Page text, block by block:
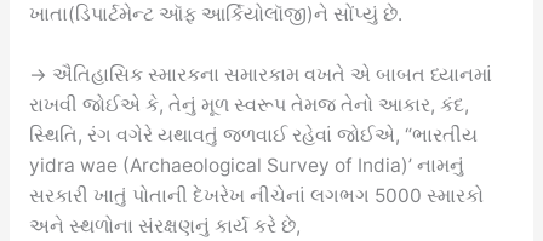
ખાતા(ડિપાર્ટમેન્ટ ઑફ આર્કિયોલૉજી)ને સોંપ્યું છે.
→ ઐતિહાસિક સ્મારકના સમારકામ વખતે એ બાબત ધ્યાનમાં
રાખવી જોઈએ કે, તેનું મૂળ સ્વરૂપ તેમજ તેનો આકાર, કંદ,
સ્થિતિ, રંગ વગેરે યથાવતું જળવાઈ રહેવાં જોઈએ, “ભારતીય
yidra wae (Archaeological Survey of India)’ નામનું
સરકારી ખાતું પોતાની દેખરેખ નીચેનાં લગભગ 5000 સ્મારકો
અને સ્થળોના સંરક્ષણનું કાર્ય કરે છે,